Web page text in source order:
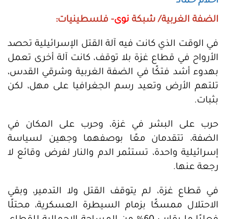
الضفة الغربية/ شبكة نوى- فلسطينيات:
في الوقت الذي كانت فيه آلة القتل الإسرائيلية تحصد
الأرواح في قطاع غزة بلا توقف، كانت آلة أخرى تعمل
بهدوء أشد فتكًا في الضفة الغربية وشرقي القدس،
تلتهم الأرض وتعيد رسم الجغرافيا على مهل، لكن
بثبات.
حرب على البشر في غزة، وحرب على المكان في
الضفة، تتقدمان معًا بوصفهما وجهين لسياسة
إسرائيلية واحدة، تستثمر الدم والنار لفرض وقائع لا
رجعة عنها.
في قطاع غزة، لم يتوقف القتل ولا التدمير، وبقي
الاحتلال ممسكًا بزمام السيطرة العسكرية، محتلًا